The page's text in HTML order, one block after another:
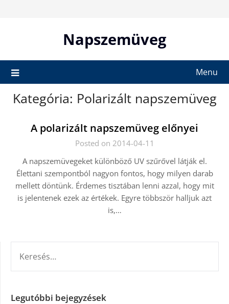
Napszemüveg
Menu
Kategória: Polarizált napszemüveg
A polarizált napszemüveg előnyei
Posted on 2014-04-11
A napszemüvegeket különböző UV szűrővel látják el.
Élettani szempontból nagyon fontos, hogy milyen darab
mellett döntünk. Érdemes tisztában lenni azzal, hogy mit
is jelentenek ezek az értékek. Egyre többször halljuk azt
is,…
Legutóbbi bejegyzések